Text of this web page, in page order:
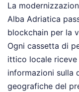
La
Alba Adriatica
blockchain per la
Ogni cassetta di
ittico locale riceve
informazioni sulla
geografiche del